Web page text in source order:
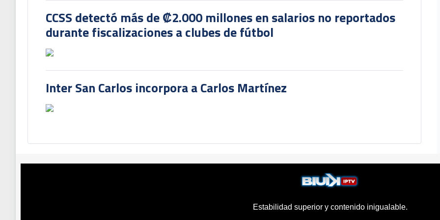
CCSS detectó más de ₡2.000 millones en salarios no reportados
durante fiscalizaciones a clubes de fútbol
Inter San Carlos incorpora a Carlos Martínez
Estabilidad superior y contenido inigualable.